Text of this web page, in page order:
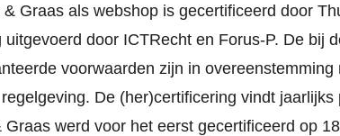
Graas als webshop is gecertificeerd door
door ICTRecht en Forus-P. De bij
voorwaarden zijn in
regelgeving. De (her)certificering vindt jaarlijks
Graas werd voor het eerst gecertificeerd op